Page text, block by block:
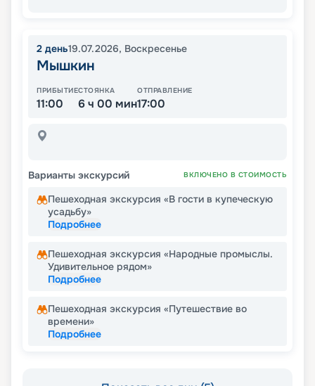
2 день19.07.2026, Воскресенье
Мышкин
ПРИБЫТИЕ
11:00
СТОЯНКА
6 ч 00 мин
ОТПРАВЛЕНИЕ
17:00
Варианты экскурсий ВКЛЮЧЕНО В СТОИМОСТЬ
Пешеходная экскурсия «В гости в купеческую
усадьбу»
Подробнее
Пешеходная экскурсия «Народные промыслы.
Удивительное рядом»
Подробнее
Пешеходная экскурсия «Путешествие во
времени»
Подробнее